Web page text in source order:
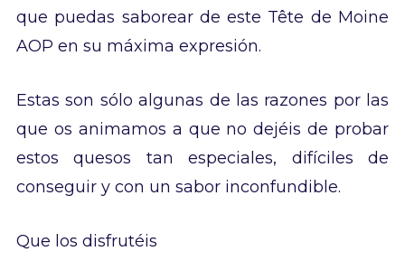
que puedas saborear de este Tête de Moine
AOP en su máxima expresión.
Estas son sólo algunas de las razones por las
que os animamos a que no dejéis de probar
estos quesos tan especiales, difíciles de
conseguir y con un sabor inconfundible.
Que los disfrutéis